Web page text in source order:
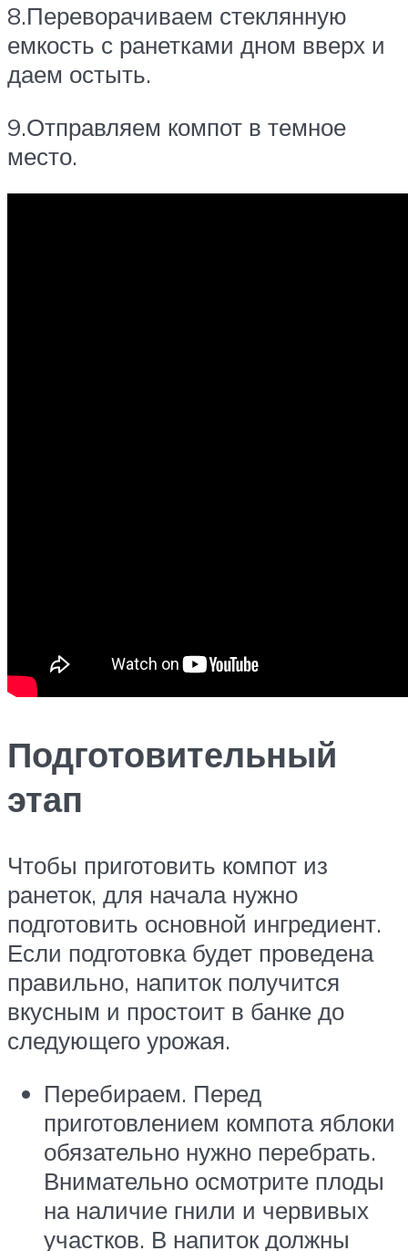
8.Переворачиваем стеклянную
емкость с ранетками дном вверх и
даем остыть.
9.Отправляем компот в темное
место.
Подготовительный
этап
Чтобы приготовить компот из
ранеток, для начала нужно
подготовить основной ингредиент.
Если подготовка будет проведена
правильно, напиток получится
вкусным и простоит в банке до
следующего урожая.
Перебираем. Перед
приготовлением компота яблоки
обязательно нужно перебрать.
Внимательно осмотрите плоды
на наличие гнили и червивых
участков. В напиток должны